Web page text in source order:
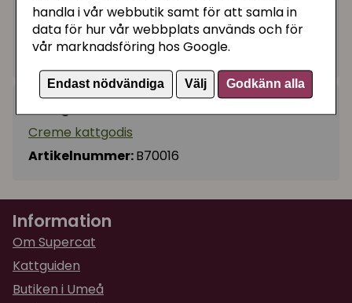
handla i vår webbutik samt för att samla in
data för hur vår webbplats används och för
vår marknadsföring hos Google.
Endast nödvändiga Välj Godkänn alla
19 kr − + Köp
I lager, leveranstid 1-3 vardagar
Creme kattgodis
Artikelnummer:B70016
Information
Om Supercat
Kattguiden
Butiken i Umeå